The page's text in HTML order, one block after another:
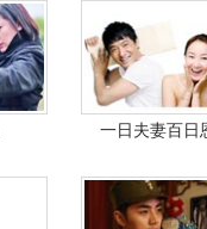
一日夫妻百日